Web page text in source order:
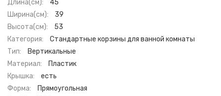
Длина(см):
45
Ширина(см):
39
Высота(см):
53
Категория:
Стандартные корзины для ванной комнаты
Тип:
Вертикальные
Материал:
Пластик
Крышка:
есть
Форма:
Прямоугольная